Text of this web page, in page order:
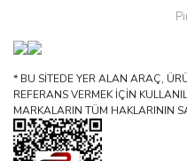
* BU SİTEDE YER ALAN ARAÇ,
REFERANS VERMEK İÇİN
MARKALARIN TÜM HAKLARININ